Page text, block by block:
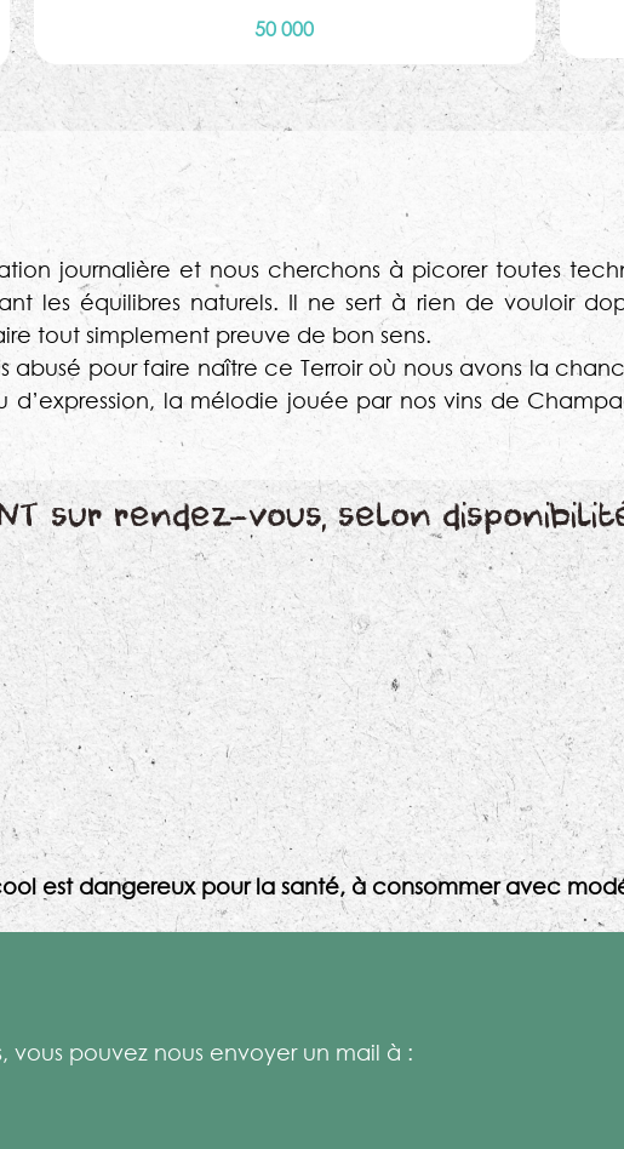
50 000
journalière et nous cherchons à picorer toutes
les équilibres naturels. Il ne sert à rien de vouloir
tout simplement preuve de bon sens.
abusé pour faire naître ce Terroir où nous avons la
d’expression, la mélodie jouée par nos vins de
sur rendez-vous, selon
est dangereux pour la santé, à consommer avec
pouvez nous envoyer un mail à :